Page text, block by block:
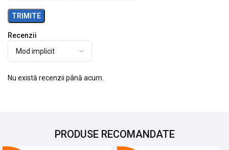
Recenzii
Nu există recenzii până acum.
PRODUSE RECOMANDATE